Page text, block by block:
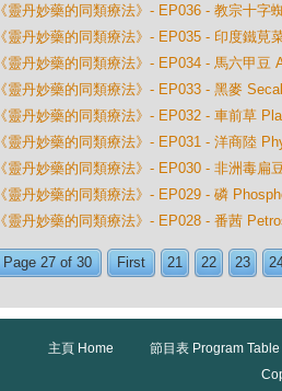
《靈丹妙藥的同類療法》- EP036 - 教宗十字
《靈丹妙藥的同類療法》- EP035 - 印度鐵莧
《靈丹妙藥的同類療法》- EP034 - 馬六甲豆
《靈丹妙藥的同類療法》- EP033 - 黑麥
《靈丹妙藥的同類療法》- EP032 - 車前草
《靈丹妙藥的同類療法》- EP031 - 洋商陸
《靈丹妙藥的同類療法》- EP030 - 非洲毒扁
《靈丹妙藥的同類療法》- EP029 - 磷
《靈丹妙藥的同類療法》- EP028 - 番茜
Page 27 of 30 First 21 22 23
主頁 Home 節目表 Program Table